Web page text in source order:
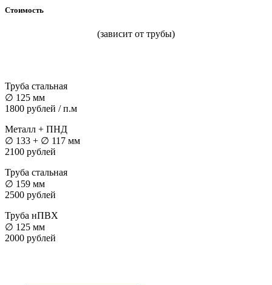
Стоимость
(зависит от трубы)
Труба стальная
∅ 125 мм
1800 рублей / п.м
Металл + ПНД
∅ 133 + ∅ 117 мм
2100 рублей
Труба стальная
∅ 159 мм
2500 рублей
Труба нПВХ
∅ 125 мм
2000 рублей